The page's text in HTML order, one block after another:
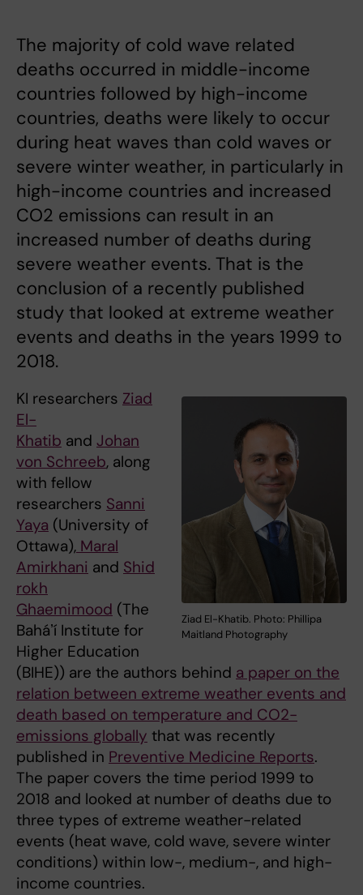
The majority of cold wave related
deaths occurred in middle-income
countries followed by high-income
countries, deaths were likely to occur
during heat waves than cold waves or
severe winter weather, in particularly in
high-income countries and increased
CO2 emissions can result in an
increased number of deaths during
severe weather events. That is the
conclusion of a recently published
study that looked at extreme weather
events and deaths in the years 1999 to
2018.
Ziad El-Khatib. Photo: Phillipa
Maitland Photography
KI researchers Ziad
El-
Khatib and Johan
von Schreeb, along
with fellow
researchers Sanni
Yaya (University of
Ottawa), Maral
Amirkhani and Shid
rokh
Ghaemimood (The
Baháʼí Institute for
Higher Education
(BIHE)) are the authors behind a paper on the
relation between extreme weather events and
death based on temperature and CO2-
emissions globally that was recently
published in Preventive Medicine Reports.
The paper covers the time period 1999 to
2018 and looked at number of deaths due to
three types of extreme weather-related
events (heat wave, cold wave, severe winter
conditions) within low-, medium-, and high-
income countries.